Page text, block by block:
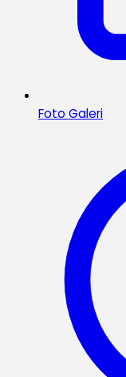
Foto Galeri